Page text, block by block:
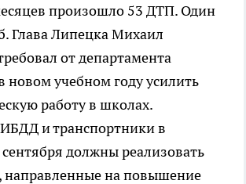
произошло 53 ДТП. Один
Глава Липецка Михаил
от департамента
новом учебном году усилить
работу в школах.
и транспортники в
должны реализовать
направленные на повышение